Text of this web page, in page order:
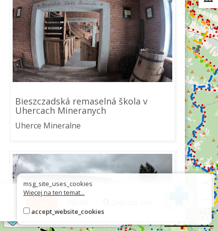
Bieszczadská remaselná škola v
Uhercach Mineranych
Uherce Mineralne
msg_site_uses_cookies
Więcej na ten temat...
accept_website_cookies